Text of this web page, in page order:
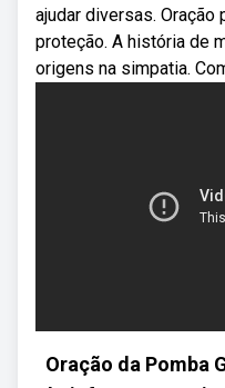
ajudar diversas.
proteção. A história de
origens na simpatia.
Oração da Pomba